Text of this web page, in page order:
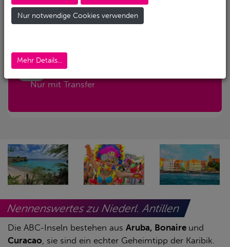
Abreise-Flughafen
Nur mit Transfer
Nennenswertes zu Niederl. Antillen
Die ABC-Inseln bestehen aus Aruba, Bonaire und
Curacao , sie sind ein echter Geheimtipp der Karibik.
Nur notwendige Cookies verwenden
Mehr Details...